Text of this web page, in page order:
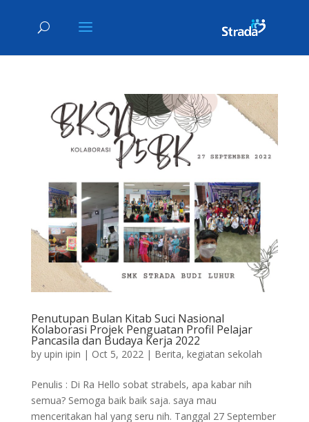
Penutupan Bulan Kitab Suci Nasional
Kolaborasi Projek Penguatan Profil Pelajar
Pancasila dan Budaya Kerja 2022
by upin ipin | Oct 5, 2022 | Berita, kegiatan sekolah
Penulis : Di Ra Hello sobat strabels, apa kabar nih
semua? Semoga baik baik saja. saya mau
menceritakan hal yang seru nih. Tanggal 27 September